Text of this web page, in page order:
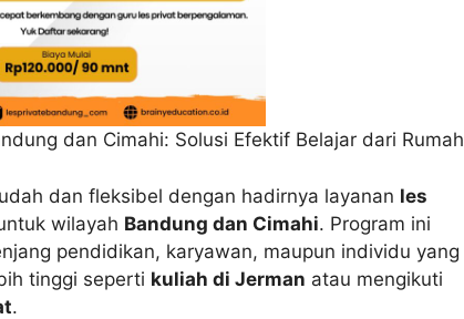
dan Cimahi: Solusi Efektif Belajar dari Rumah
dan fleksibel dengan hadirnya layanan les
wilayah Bandung dan Cimahi. Program ini
pendidikan, karyawan, maupun individu yang
tinggi seperti kuliah di Jerman atau mengikuti
.